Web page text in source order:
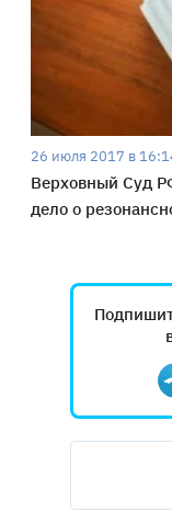
26 июля 2017 в
Верховный Суд
дело о